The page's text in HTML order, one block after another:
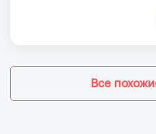
Все